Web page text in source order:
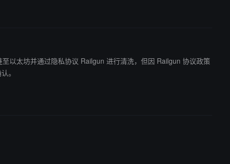
性将非常有限。”
以太坊并通过隐私协议 Railgun 进行清洗，但因 Railgun 协议政策
。